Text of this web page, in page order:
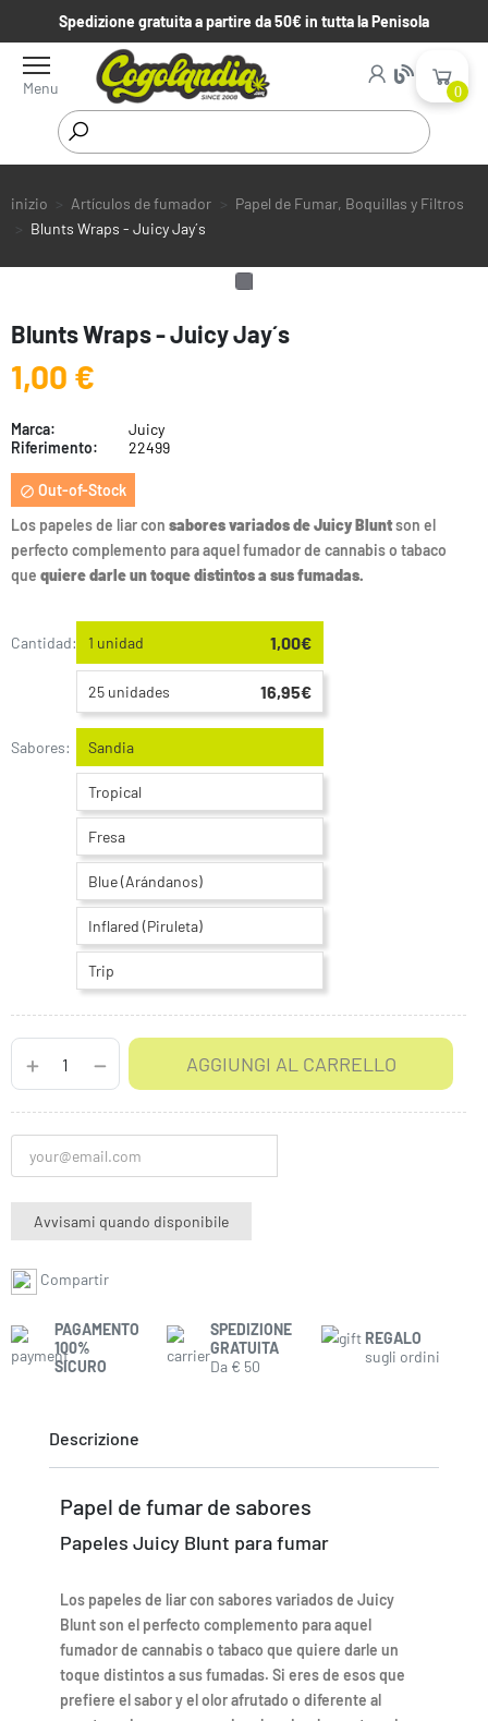
Spedizione gratuita a partire da 50€ in tutta la Penisola
Menu 0
inizio Artículos de fumador
Papel de Fumar, Boquillas y Filtros
Blunts Wraps - Juicy Jay´s
Blunts Wraps - Juicy Jay´s
1,00 €
Marca:
Juicy
Riferimento:
22499
 Out-of-Stock
Los papeles de liar con sabores variados de Juicy Bluntson el
perfecto complemento para aquel fumador de cannabis o tabaco
que quiere darle un toque distintos a sus fumadas.
Cantidad: 1 unidad 1,00€
25 unidades 16,95€
Sabores: Sandia
Tropical
Fresa
Blue (Arándanos)
Inflared (Piruleta)
Trip
AGGIUNGI AL CARRELLO
Avvisami quando disponibile
Compartir
PAGAMENTO
100%
SICURO
SPEDIZIONE
GRATUITA
Da € 50
REGALO
sugli ordini
Descrizione
Papel de fumar de sabores
Papeles Juicy Blunt para fumar
Los papeles de liar con sabores variados de Juicy
Blunt son el perfecto complemento para aquel
fumador de cannabis o tabaco que quiere darle un
toque distintos a sus fumadas. Si eres de esos que
prefiere el sabor y el olor afrutado o diferente al